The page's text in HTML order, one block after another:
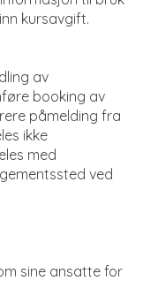
kursavgift.
av
booking av
påmelding fra
ikke
med
ved
sine ansatte for